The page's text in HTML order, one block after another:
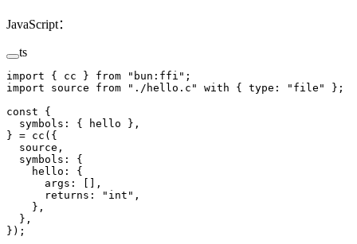
JavaScript：
ts
import { cc } from "bun:ffi" ;
import source from "./hello.c" with { type: "file"
};
const {
  symbols
: { hello },
} = cc ({
  source,
  symbols: {
    hello: {
      args: [],
      returns:
"int" ,
    },
  },
});